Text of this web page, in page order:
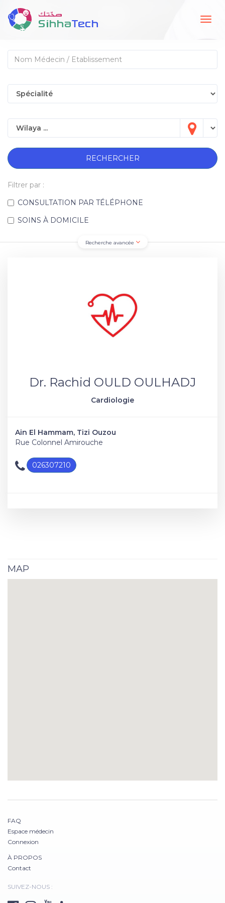
RECHERCHER
Filtrer par :
CONSULTATION PAR TÉLÉPHONE
SOINS À DOMICILE
Recherche avancée
Dr. Rachid OULD OULHADJ
Cardiologie
Ain El Hammam, Tizi Ouzou
Rue Colonnel Amirouche
026307210
MAP
FAQ
Espace médecin
Connexion
À PROPOS
Contact
SUIVEZ-NOUS :